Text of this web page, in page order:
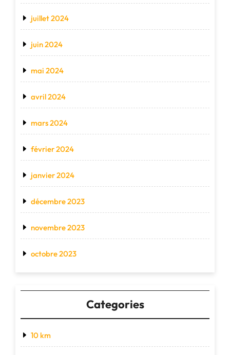
juillet 2024
juin 2024
mai 2024
avril 2024
mars 2024
février 2024
janvier 2024
décembre 2023
novembre 2023
octobre 2023
Categories
10 km